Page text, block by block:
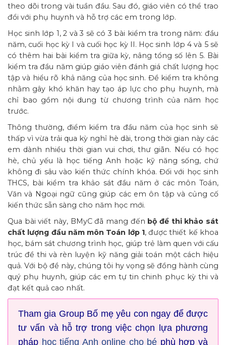
theo dõi trong vài tuần đầu. Sau đó, giáo viên có thể trao
đổi với phụ huynh và hỗ trợ các em trong lớp.
Học sinh lớp 1, 2 và 3 sẽ có 3 bài kiểm tra trong năm: đầu
năm, cuối học kỳ I và cuối học kỳ II. Học sinh lớp 4 và 5 sẽ
có thêm hai bài kiểm tra giữa kỳ, nâng tổng số lên 5. Bài
kiểm tra đầu năm giúp giáo viên đánh giá chất lượng học
tập và hiểu rõ khả năng của học sinh. Đề kiểm tra không
nhằm gây khó khăn hay tạo áp lực cho phụ huynh, mà
chỉ bao gồm nội dung từ chương trình của năm học
trước.
Thông thường, điểm kiểm tra đầu năm của học sinh sẽ
thấp vì vừa trải qua kỳ nghỉ hè dài, trong thời gian này các
em dành nhiều thời gian vui chơi, thư giãn. Nếu có học
hè, chủ yếu là học tiếng Anh hoặc kỹ năng sống, chứ
không đi sâu vào kiến thức chính khóa. Đối với học sinh
THCS, bài kiểm tra khảo sát đầu năm ở các môn Toán,
Văn và Ngoại ngữ cũng giúp các em ôn tập và củng cố
kiến thức sẵn sàng cho năm học mới.
Qua bài viết này, BMyC đã mang đến bộ đề thi khảo sát
chất lượng đầu năm môn Toán lớp 1, được thiết kế khoa
học, bám sát chương trình học, giúp trẻ làm quen với cấu
trúc đề thi và rèn luyện kỹ năng giải toán một cách hiệu
quả. Với bộ đề này, chúng tôi hy vọng sẽ đồng hành cùng
quý phụ huynh, giúp các em tự tin chinh phục kỳ thi và
đạt kết quả cao nhất.
Tham gia Group Bố mẹ yêu con ngay để được
tư vấn và hỗ trợ trong việc chọn lựa phương
pháp học tiếng Anh online cho bé phù hợp và